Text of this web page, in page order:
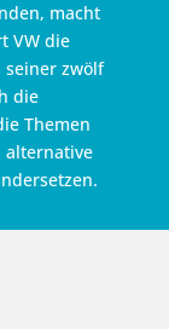
macht
VW die
seiner zwölf
die
Themen
alternative